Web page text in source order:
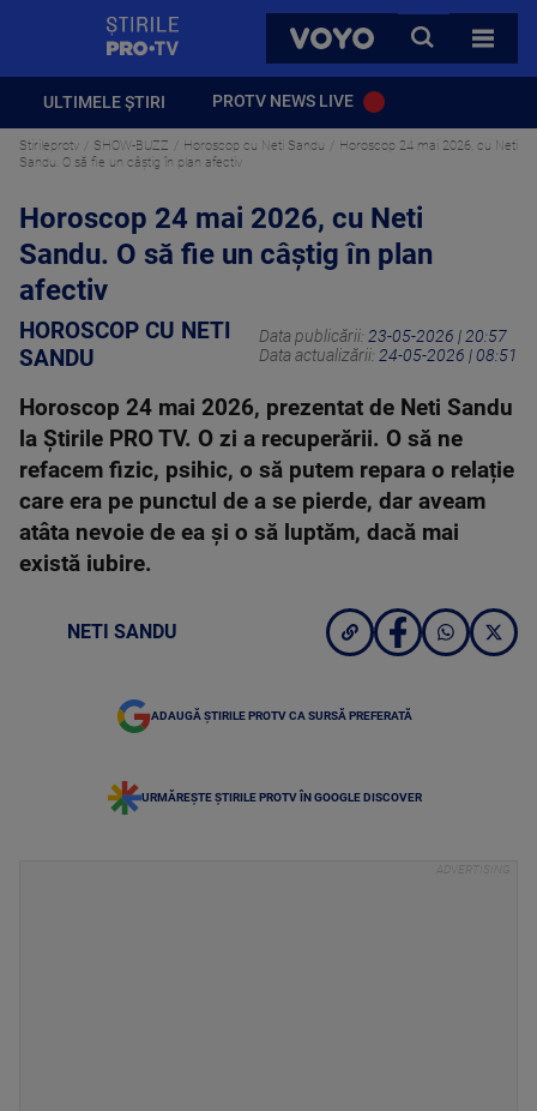
VOYO
CAUTA
TOATE
ULTIMELE ȘTIRI PROTV NEWS LIVE
Stirileprotv SHOW-BUZZ Horoscop cu Neti Sandu
Horoscop 24 mai 2026, cu Neti
Sandu. O să fie un câștig în plan afectiv
Horoscop 24 mai 2026, cu Neti
Sandu. O să fie un câștig în plan
afectiv
HOROSCOP CU NETI
SANDU
Data publicării: 23-05-2026 | 20:57
Data actualizării: 24-05-2026 | 08:51
Horoscop 24 mai 2026, prezentat de Neti Sandu
la Știrile PRO TV. O zi a recuperării. O să ne
refacem fizic, psihic, o să putem repara o relație
care era pe punctul de a se pierde, dar aveam
atâta nevoie de ea și o să luptăm, dacă mai
există iubire.
NETI SANDU
ADAUGĂ ȘTIRILE PROTV CA SURSĂ PREFERATĂ
URMĂREȘTE ȘTIRILE PROTV ÎN GOOGLE DISCOVER